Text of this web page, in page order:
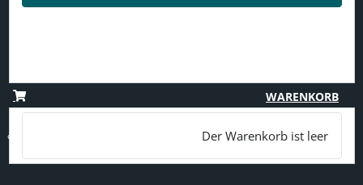
WARENKORB
Der Warenkorb ist leer